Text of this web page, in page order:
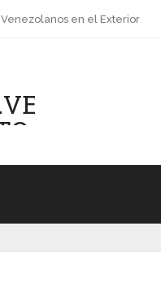
Venezolanos en el Exterior